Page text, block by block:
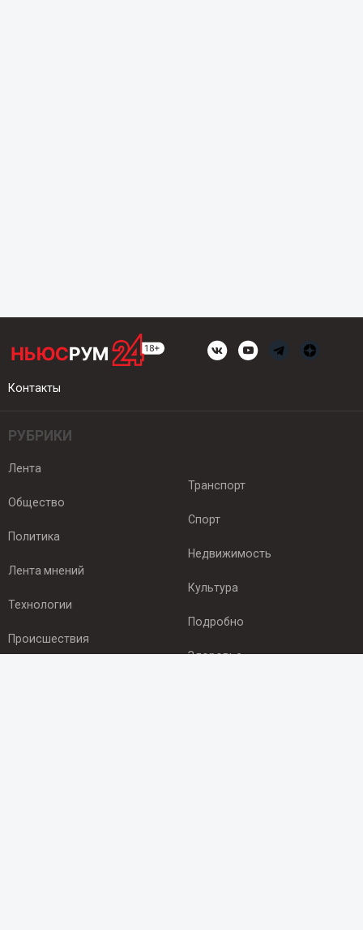
Контакты
РУБРИКИ
Лента
Общество
Политика
Лента мнений
Технологии
Происшествия
Транспорт
Спорт
Недвижимость
Культура
Подробно
Здоровье